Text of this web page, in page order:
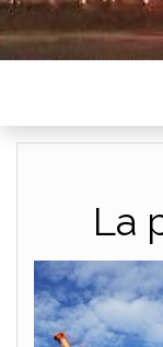
La